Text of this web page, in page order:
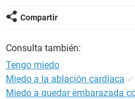
Compartir
Consulta también:
Tengo miedo
Miedo a la ablación cardíaca ✓
Miedo a quedar embarazada